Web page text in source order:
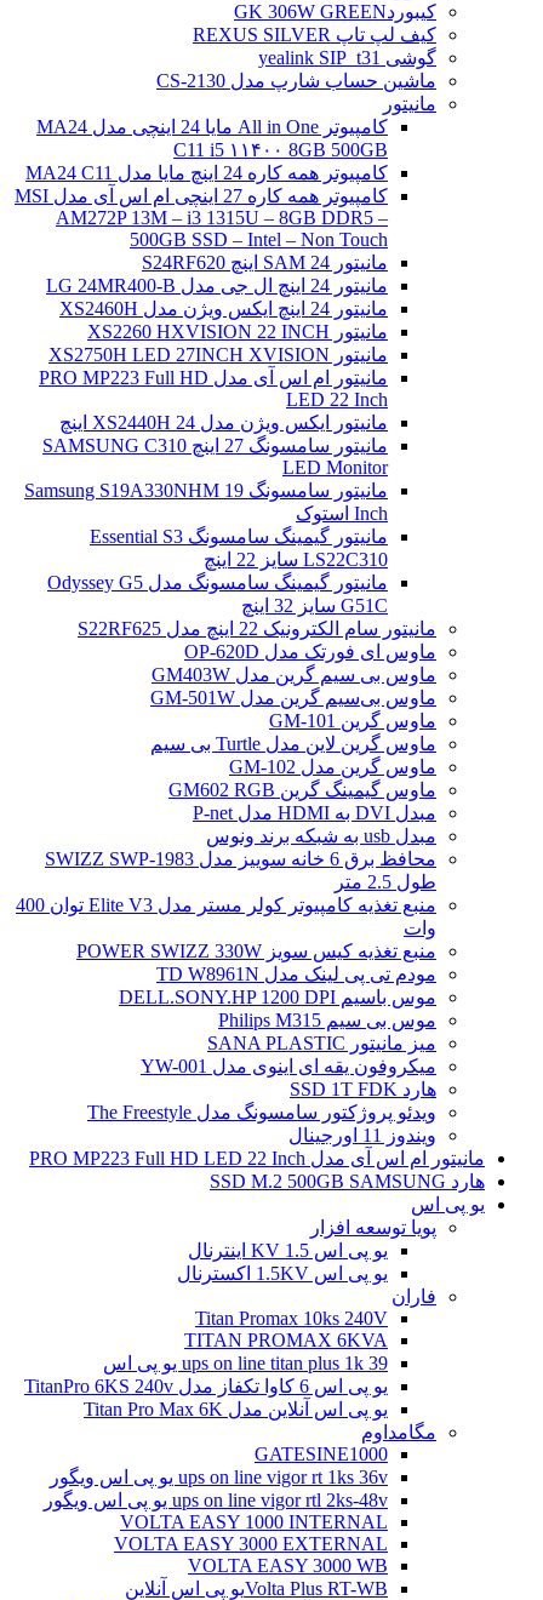
کیبوردGK 306W GREEN
کیف لپ تاپ REXUS SILVER
گوشی yealink SIP_t31
ماشین حساب شارپ مدل CS-2130
مانیتور
کامپیوتر All in One مایا 24 اینچی مدل MA24
C11 i5 ۱۱۴۰۰ 8GB 500GB
کامپیوتر همه کاره 24 اینچ مایا مدل MA24 C11
کامپیوتر همه کاره 27 اینچی ام اس آی مدل MSI
AM272P 13M – i3 1315U – 8GB DDR5 –
500GB SSD – Intel – Non Touch
مانیتور 24 SAM اینچ S24RF620
مانیتور 24 اینچ ال جی مدل LG 24MR400-B
مانیتور 24 اینچ ایکس ویژن مدل XS2460H
مانیتور XS2260 HXVISION 22 INCH
مانیتور XS2750H LED 27INCH XVISION
مانیتور ام اس آی مدل PRO MP223 Full HD
LED 22 Inch
مانیتور ایکس ویژن مدل XS2440H 24 اینچ
مانیتور سامسونگ 27 اینچ SAMSUNG C310
LED Monitor
مانیتور سامسونگ Samsung S19A330NHM 19
Inch استوک
مانیتور گیمینگ سامسونگ Essential S3
LS22C310 سایز 22 اینچ
مانیتور گیمینگ سامسونگ مدل Odyssey G5
G51C سایز 32 اینچ
مانیتور سام الکترونیک 22 اینچ مدل S22RF625
ماوس ای فورتک مدل OP-620D
ماوس بی سیم گرین مدل GM403W
ماوس بی‌سیم گرین مدل GM-501W
ماوس گرین GM-101
ماوس گرین لاین مدل Turtle بی سیم
ماوس گرین مدل GM-102
ماوس گیمینگ گرین GM602 RGB
مبدل DVI به HDMI مدل P-net
مبدل usb به شبکه برند ونوس
محافظ برق 6 خانه سوییز مدل SWIZZ SWP-1983
طول 2.5 متر
منبع تغذیه کامپیوتر کولر مستر مدل Elite V3 توان 400
وات
منبع تغذیه کیس سویز POWER SWIZZ 330W
مودم تی پی لینک مدل TD W8961N
موس باسیم DELL.SONY.HP 1200 DPI
موس بی سیم Philips M315
میز مانیتور SANA PLASTIC
میکروفون یقه ای اینوی مدل YW-001
هارد SSD 1T FDK
ویدئو پروژکتور سامسونگ مدل The Freestyle
ویندوز 11 اورجینال
مانیتور ام اس آی مدل PRO MP223 Full HD LED 22 Inch
هارد SSD M.2 500GB SAMSUNG
یو پی اس
پویا توسعه افزار
یو پی اس 1.5 KV اینترنال
یو پی اس 1.5KV اکسترنال
فاران
Titan Promax 10ks 240V
TITAN PROMAX 6KVA
ups on line titan plus 1k 39 یو پی اس
یو پی اس 6 کاوا تکفاز مدل TitanPro 6KS 240v
یو پی اس آنلاین مدل Titan Pro Max 6K
مگامداوم
GATESINE1000
ups on line vigor rt 1ks 36v یو پی اس ویگور
ups on line vigor rtl 2ks-48v یو پی اس ویگور
VOLTA EASY 1000 INTERNAL
VOLTA EASY 3000 EXTERNAL
VOLTA EASY 3000 WB
Volta Plus RT-WBیو پی اس آنلاین